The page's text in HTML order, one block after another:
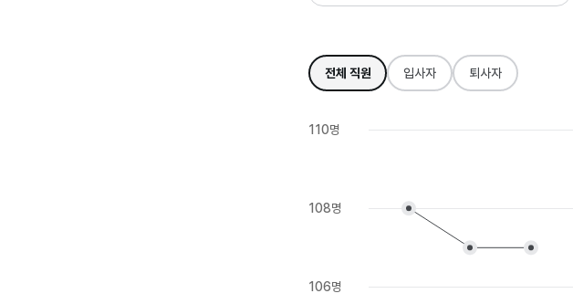
전체 직원 입사자 퇴사자
110명
108명
106명